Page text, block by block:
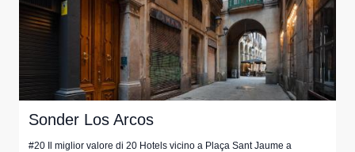
Sonder Los Arcos
#20 Il miglior valore di 20 Hotels vicino a Plaça Sant Jaume a